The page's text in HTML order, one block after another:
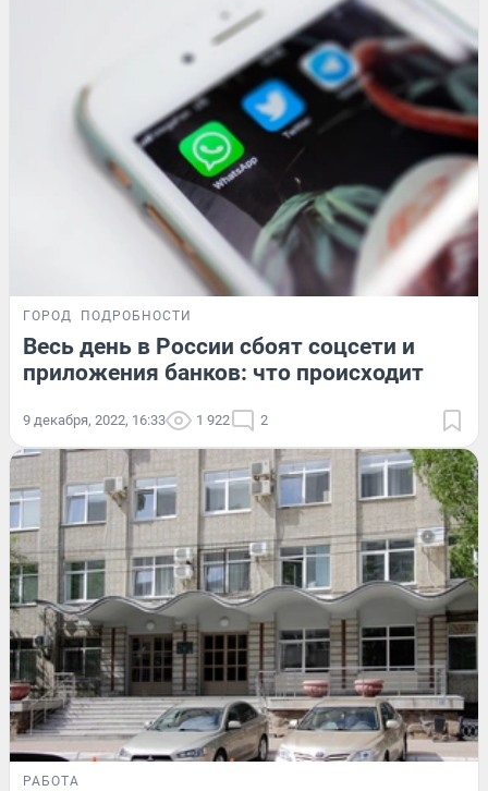
ГОРОД ПОДРОБНОСТИ
Весь день в России сбоят соцсети и
приложения банков: что происходит
9 декабря, 2022, 16:33 1 922 2
РАБОТА